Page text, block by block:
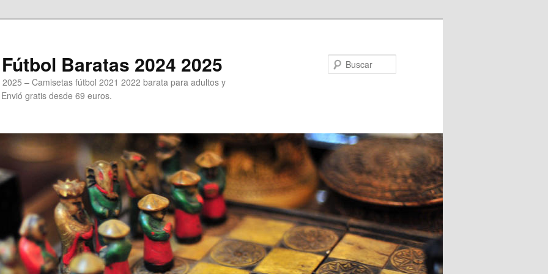
Baratas 2024 2025
– Camisetas fútbol 2021 2022 barata para adultos y
gratis desde 69 euros.